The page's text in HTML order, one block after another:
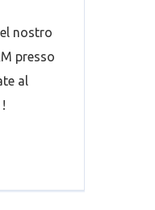
nostro
presso
al